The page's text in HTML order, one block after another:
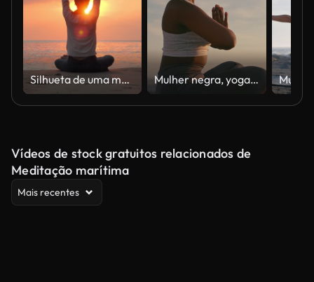
Silhueta de uma mulher bonita da ioga em uma praia. Está executando a ioga na frente do mar bonito no dia do por do sol. Pessoas, férias, saudável, viagens, estilo de vida, Leadership.Vacations - iStock Mulher negra, yoga e relaxar na rocha pelo oceano para o bem-estar espiritual, mente e corpo na natureza. Pessoa feminina africana calma ou yogi alongamento em pose de namaste na praia pela água para o exercício zen saudável
Vídeos de stock gratuitos relacionados de
Meditação marítima
Mais recentes